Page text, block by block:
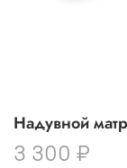
Надувной
3 300 ₽